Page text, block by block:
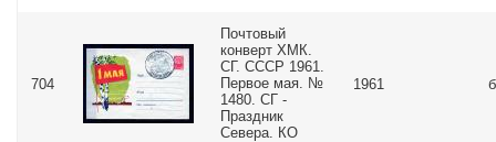
704
Почтовый
конверт ХМК.
СГ. СССР 1961.
Первое мая. №
1480. СГ -
Праздник
Севера. КО
1961